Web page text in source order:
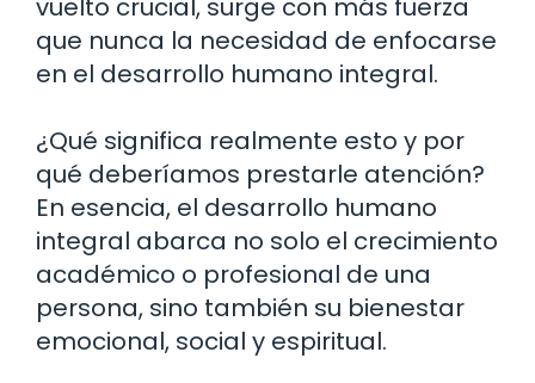
vuelto crucial, surge con más fuerza
que nunca la necesidad de enfocarse
en el desarrollo humano integral.
¿Qué significa realmente esto y por
qué deberíamos prestarle atención?
En esencia, el desarrollo humano
integral abarca no solo el crecimiento
académico o profesional de una
persona, sino también su bienestar
emocional, social y espiritual.